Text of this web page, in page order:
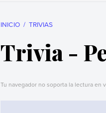
INICIO TRIVIAS
Trivia -
Tu navegador no soporta la lectura en